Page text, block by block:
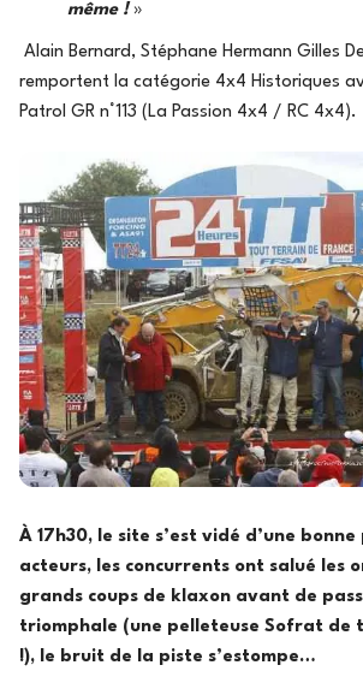
même !»
Alain Bernard, Stéphane Hermann Gilles
remportent la catégorie 4x4 Historiques
Patrol GR n°113 (La Passion 4x4 / RC 4x4).
À 17h30, le site s’est vidé d’une
acteurs, les concurrents ont salué les
grands coups de klaxon avant de
triomphale (une pelleteuse Sofrat de
!), le bruit de la piste s’estompe…